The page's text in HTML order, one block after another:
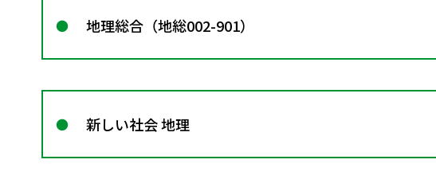
地理総合（地総002-901）
新しい社会 地理